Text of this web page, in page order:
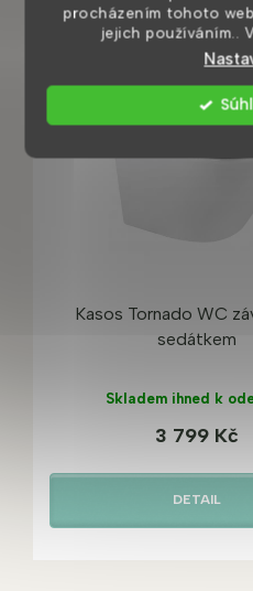
procházením tohoto
jejich používáním..
Kasos Tornado WC
sedátkem
Skladem ihned k
3 799 Kč
DETAIL